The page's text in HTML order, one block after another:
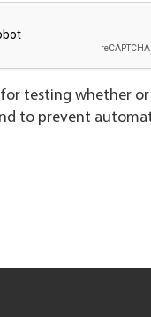
testing whether
to prevent